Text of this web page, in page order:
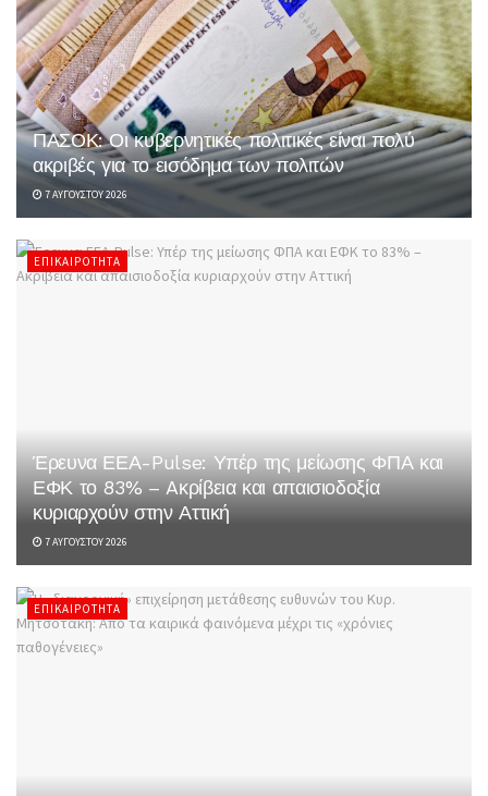
ΠΑΣΟΚ: Οι κυβερνητικές πολιτικές είναι πολύ
ακριβές για το εισόδημα των πολιτών
7 ΑΥΓΟΎΣΤΟΥ 2026
ΕΠΙΚΑΙΡΌΤΗΤΑ
Έρευνα ΕΕΑ-Pulse: Υπέρ της μείωσης ΦΠΑ και
ΕΦΚ το 83% – Aκρίβεια και απαισιοδοξία
κυριαρχούν στην Αττική
7 ΑΥΓΟΎΣΤΟΥ 2026
ΕΠΙΚΑΙΡΌΤΗΤΑ